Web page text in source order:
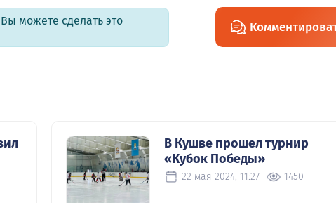
можете сделать это
В Кушве прошел турнир
«Кубок Победы»
22 мая 2024, 11:27 1450